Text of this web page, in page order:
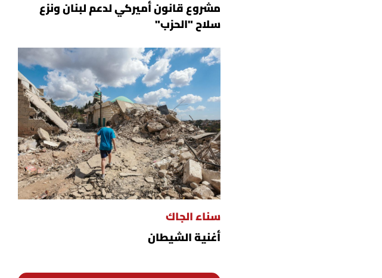
مشروع قانون أميركي لدعم لبنان ونزع
سلاح "الحزب"
سناء الجاك
أغنية الشيطان